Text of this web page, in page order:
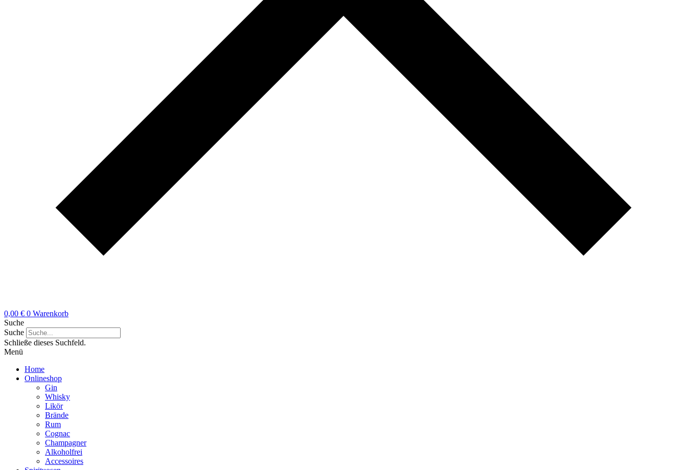
0,00 € 0 Warenkorb
Suche
Suche
Schließe dieses Suchfeld.
Menü
Home
Onlineshop
Gin
Whisky
Likör
Brände
Rum
Cognac
Champagner
Alkoholfrei
Accessoires